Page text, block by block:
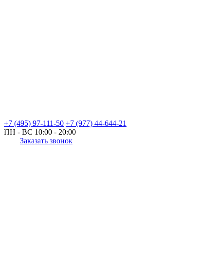
+7 (495) 97-111-50 +7 (977) 44-644-21
ПН - ВС 10:00 - 20:00
Заказать звонок